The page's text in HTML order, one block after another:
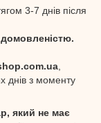
3-7 днів після
днів з моменту
який не має